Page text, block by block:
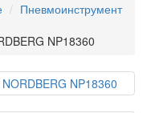
Пневмоинструмент
NP18360